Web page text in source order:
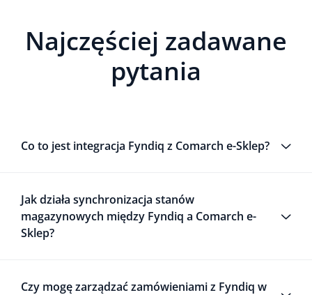
Najczęściej zadawane
pytania
Co to jest integracja Fyndiq z Comarch e-Sklep?
Jak działa synchronizacja stanów
magazynowych między Fyndiq a Comarch e-
Sklep?
Czy mogę zarządzać zamówieniami z Fyndiq w